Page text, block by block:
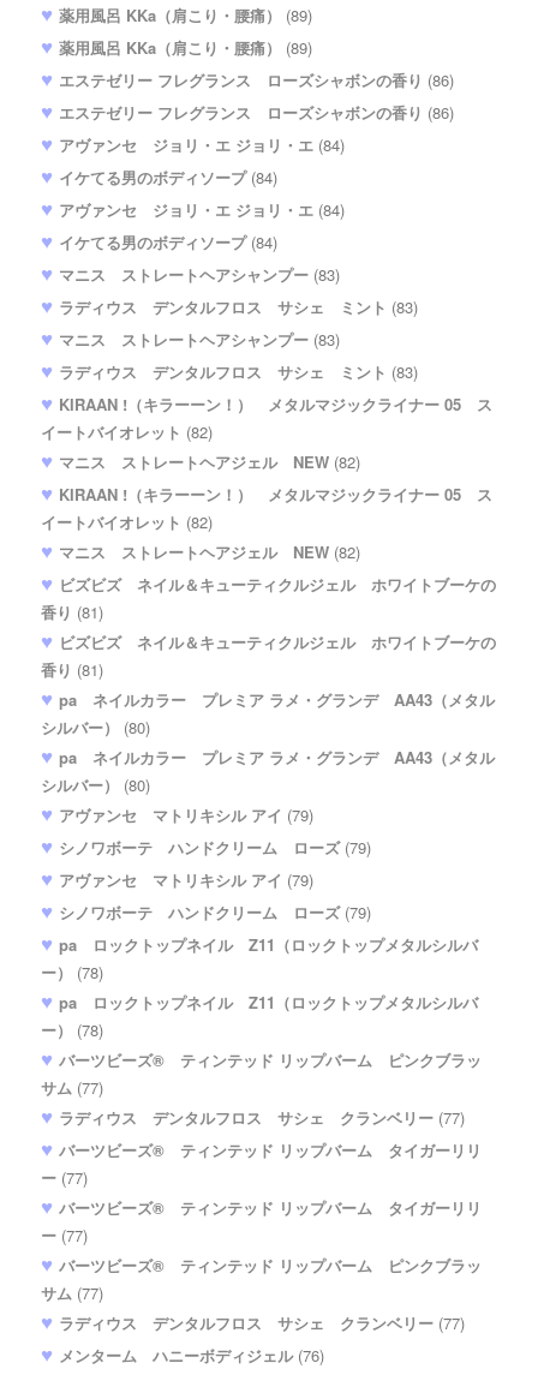
薬用風呂 KKa（肩こり・腰痛）
(89)
薬用風呂 KKa（肩こり・腰痛）
(89)
エステゼリー フレグランス ローズシャボンの香り (86)
エステゼリー フレグランス ローズシャボンの香り (86)
アヴァンセ ジョリ・エ ジョリ・エ (84)
イケてる男のボディソープ(84)
アヴァンセ ジョリ・エ ジョリ・エ (84)
イケてる男のボディソープ(84)
マニス ストレートヘアシャンプー (83)
ラディウス デンタルフロス サシェ ミント (83)
マニス ストレートヘアシャンプー (83)
ラディウス デンタルフロス サシェ ミント (83)
KIRAAN !（キラーーン！） メタルマジックライナー 05 ス
イートバイオレット (82)
マニス ストレートヘアジェル NEW (82)
KIRAAN !（キラーーン！） メタルマジックライナー 05 ス
イートバイオレット (82)
マニス ストレートヘアジェル NEW (82)
ビズビズ ネイル＆キューティクルジェル ホワイトブーケの
香り (81)
ビズビズ ネイル＆キューティクルジェル ホワイトブーケの
香り (81)
pa ネイルカラー プレミア ラメ・グランデ AA43（メタル
シルバー）
(80)
pa ネイルカラー プレミア ラメ・グランデ AA43（メタル
シルバー）
(80)
アヴァンセ マトリキシル アイ (79)
シノワボーテ ハンドクリーム ローズ(79)
アヴァンセ マトリキシル アイ (79)
シノワボーテ ハンドクリーム ローズ(79)
pa ロックトップネイル Z11（ロックトップメタルシルバ
ー）
(78)
pa ロックトップネイル Z11（ロックトップメタルシルバ
ー）
(78)
バーツビーズ® ティンテッド リップバーム ピンクブラッ
サム (77)
ラディウス デンタルフロス サシェ クランベリー (77)
バーツビーズ® ティンテッド リップバーム タイガーリリ
ー (77)
バーツビーズ® ティンテッド リップバーム タイガーリリ
ー (77)
バーツビーズ® ティンテッド リップバーム ピンクブラッ
サム (77)
ラディウス デンタルフロス サシェ クランベリー (77)
メンターム ハニーボディジェル(76)